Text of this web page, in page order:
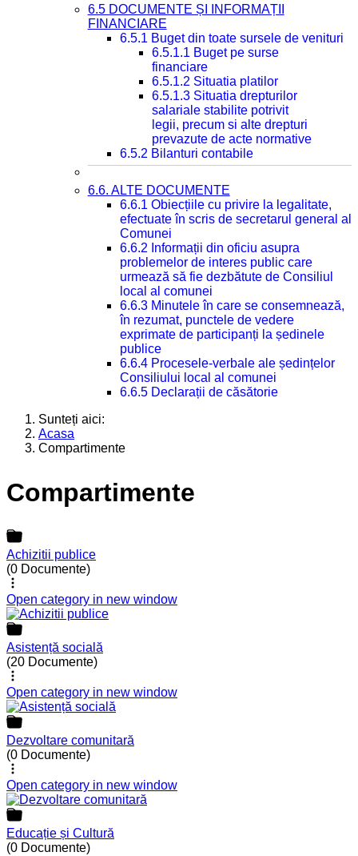
6.5 DOCUMENTE ȘI INFORMAȚII
FINANCIARE
6.5.1 Buget din toate sursele de venituri
6.5.1.1 Buget pe surse
financiare
6.5.1.2 Situatia platilor
6.5.1.3 Situatia drepturilor
salariale stabilite potrivit
legii, precum si alte drepturi
prevazute de acte normative
6.5.2 Bilanturi contabile
6.6. ALTE DOCUMENTE
6.6.1 Obiecțiile cu privire la legalitate,
efectuate în scris de secretarul general al
Comunei
6.6.2 Informații din oficiu asupra
problemelor de interes public care
urmează să fie dezbătute de Consiliul
local al comunei
6.6.3 Minutele în care se consemnează,
în rezumat, punctele de vedere
exprimate de participanți la ședinele
publice
6.6.4 Procesele-verbale ale ședințelor
Consiliului local al comunei
6.6.5 Declarații de căsătorie
Sunteți aici:
Acasa
Compartimente
Compartimente
Achizitii publice
(0 Documente)
Open category in new window
Asistență socială
(20 Documente)
Open category in new window
Dezvoltare comunitară
(0 Documente)
Open category in new window
Educație și Cultură
(0 Documente)